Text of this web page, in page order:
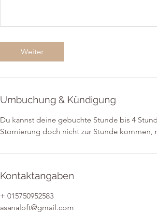
Weiter
Umbuchung & Kündigung
Du kannst deine gebuchte Stunde bis 4
Stornierung doch nicht zur Stunde
Kontaktangaben
+ 015750952583
asanaloft@gmail.com